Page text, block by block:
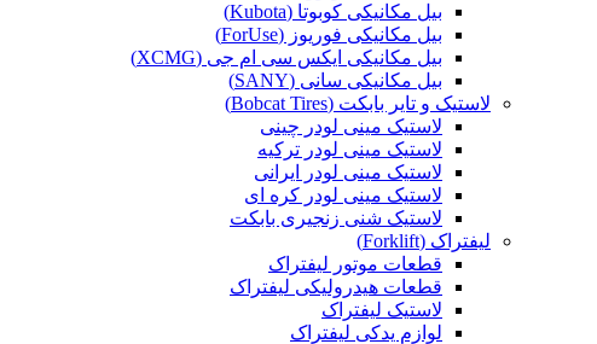
بیل مکانیکی کوبوتا (Kubota)
بیل مکانیکی فوریوز (ForUse)
بیل مکانیکی ایکس سی ام جی (XCMG)
بیل مکانیکی سانی (SANY)
لاستیک و تایر بابکت (Bobcat Tires)
لاستیک مینی لودر چینی
لاستیک مینی لودر ترکیه
لاستیک مینی لودر ایرانی
لاستیک مینی لودر کره ای
لاستیک شنی زنجیری بابکت
لیفتراک (Forklift)
قطعات موتور لیفتراک
قطعات هیدرولیکی لیفتراک
لاستیک لیفتراک
لوازم یدکی لیفتراک